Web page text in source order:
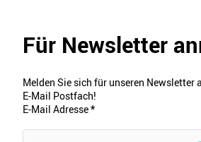
Für Newsletter
Melden Sie sich für unseren
E-Mail Postfach!
E-Mail Adresse*